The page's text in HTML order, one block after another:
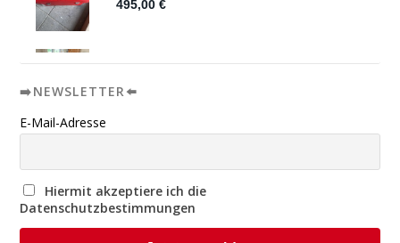
➡️NEWSLETTER⬅️
E-Mail-Adresse
Hiermit akzeptiere ich die
Datenschutzbestimmungen